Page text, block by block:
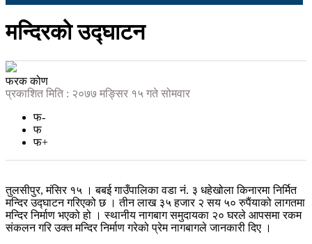
मन्दिरको उद्घाटन
फरक कोण
प्रकाशित मिति : २०७७ मङ्सिर १५ गते सोमवार
फ-
फ
फ+
तुलसीपुर, मंसिर १५ । बबई गाउँपालिका वडा नं. ३ धहेखोला किनारमा निर्मित
मन्दिर उद्घाटन गरिएको छ । तीन लाख ३५ हजार २ सय ५० रुपैंयाको लागतमा
मन्दिर निर्माण भएको हो । स्थानीय नागबाग समुदायका २० घरले आपसमा रकम
संकलन गरि उक्त मन्दिर निर्माण गरेको प्रेम नागबागले जानकारी दिए ।